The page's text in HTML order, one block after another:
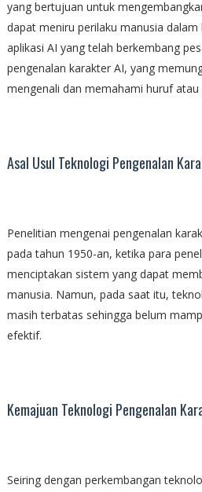
yang bertujuan untuk
dapat meniru perilaku manusia dalam
aplikasi AI yang telah berkembang
pengenalan karakter AI, yang
mengenali dan memahami huruf atau
Asal Usul Teknologi Pengenalan
Penelitian mengenai pengenalan
pada tahun 1950-an, ketika para
menciptakan sistem yang dapat
manusia. Namun, pada saat itu,
masih terbatas sehingga belum
efektif.
Kemajuan Teknologi Pengenalan
Seiring dengan perkembangan